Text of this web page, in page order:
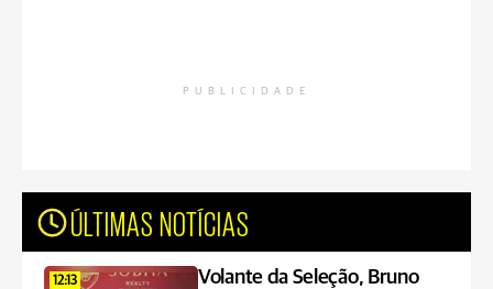
PUBLICIDADE
ÚLTIMAS NOTÍCIAS
12:13
Volante da Seleção, Bruno